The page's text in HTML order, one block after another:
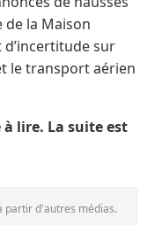
la Maison
sur
le transport aérien
à lire. La suite est
partir d'autres médias.